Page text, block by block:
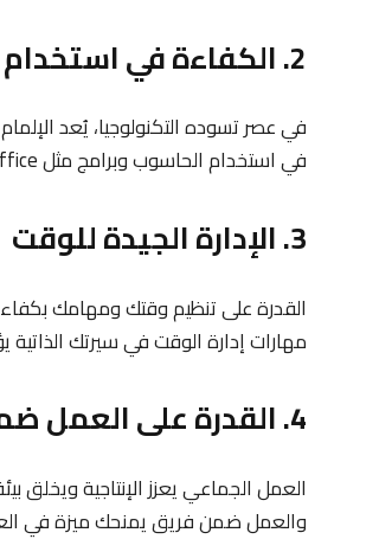
2. الكفاءة في استخدام الحاسوب والبرامج الأساسية
في عصر تسوده التكنولوجيا، يُعد
في استخدام الحاسوب وبرامج مثل Microsoft Office، وأساسيات التعامل مع قواعد البيانات والبريد الإلكتروني.
3. الإدارة الجيدة للوقت
القدرة على تنظيم وقتك ومهامك
مهارات إدارة الوقت في سيرتك
4. القدرة على العمل ضمن فريق
العمل الجماعي يعزز الإنتاجية ويخلق
والعمل ضمن فريق يمنحك ميزة في